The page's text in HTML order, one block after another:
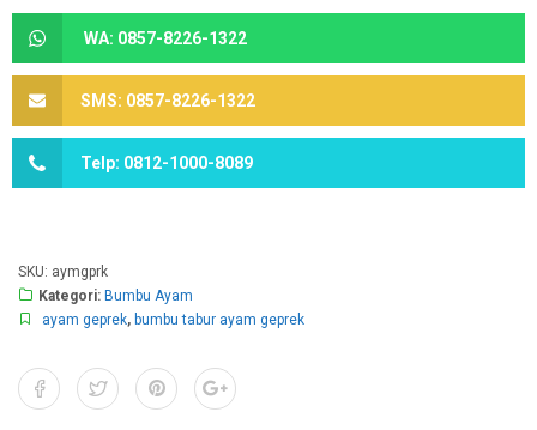
WA: 0857-8226-1322
SMS: 0857-8226-1322
Telp: 0812-1000-8089
SKU: aymgprk
Kategori: Bumbu Ayam
ayam geprek, bumbu tabur ayam geprek